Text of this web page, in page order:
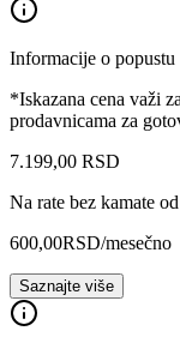
Informacije o popustu
*Iskazana cena važi
prodavnicama za
7.199,00 RSD
Na rate bez kamate od
600,00RSD/mesečno
Saznajte više